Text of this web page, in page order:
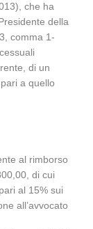
che ha
della
comma 1-
di un
a quello
al rimborso
di cui
al 15% sui
all’avvocato